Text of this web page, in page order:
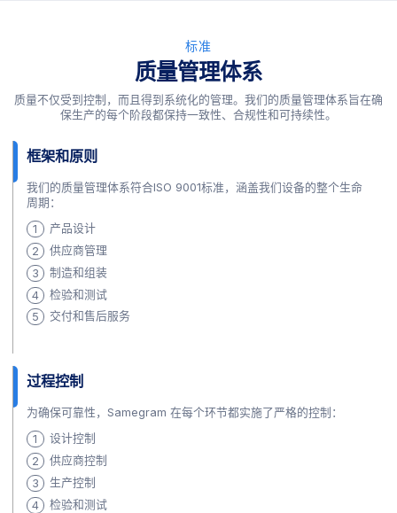
标准
质量管理体系
质量不仅受到控制，而且得到系统化的管理。我们的质量管理体系旨在确
保生产的每个阶段都保持一致性、合规性和可持续性。
框架和原则
我们的质量管理体系符合ISO 9001标准，涵盖我们设备的整个生命
周期：
产品设计
供应商管理
制造和组装
检验和测试
交付和售后服务
过程控制
为确保可靠性，Samegram 在每个环节都实施了严格的控制：
设计控制
供应商控制
生产控制
检验和测试